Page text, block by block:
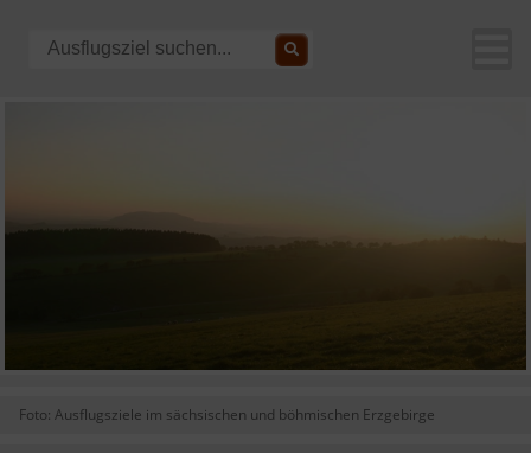
Foto: Ausflugsziele im sächsischen und böhmischen Erzgebirge